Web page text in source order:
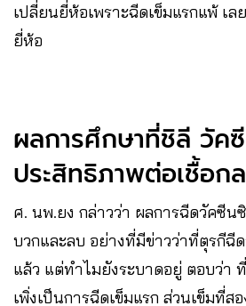
เปลี่ยนยี่ห้อเพราะฉีดเข็มแรกแพ้ เ
ยี่ห้อ
ผลการศึกษาที่ชิลี วัค
ประสิทธิภาพต่อเชื้อก
ศ. นพ.ยง กล่าวว่า ผลการฉีดวัคซีน
บวกและลบ อย่างที่มีข่าวว่าที่ตุรกีฉี
แล้ว แต่ทำไมยังระบาดอยู่ ตอบว่า
เพิ่งเป็นการฉีดเข็มแรก ส่วนเข็มที่ส